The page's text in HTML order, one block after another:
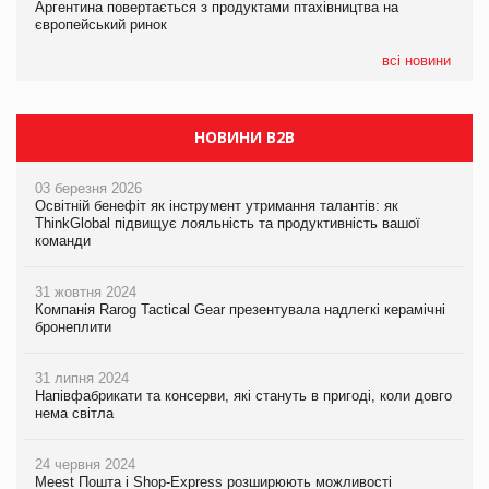
Аргентина повертається з продуктами птахівництва на
європейський ринок
всі новини
новинки від ТМ ТОКЕРИ
Аргентина повертається з продуктами птахівництва на
європейський ринок
НОВИНИ B2B
03 березня 2026
Освітній бенефіт як інструмент утримання талантів: як
ThinkGlobal підвищує лояльність та продуктивність вашої
команди
31 жовтня 2024
Компанія Rarog Tactical Gear презентувала надлегкі керамічні
бронеплити
31 липня 2024
Напівфабрикати та консерви, які стануть в пригоді, коли довго
нема світла
24 червня 2024
Meest Пошта і Shop-Express розширюють можливості